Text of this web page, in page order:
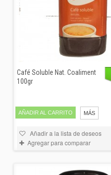
Café Soluble Nat. Coaliment
100gr
AÑADIR AL CARRITO MÁS
Añadir a la lista de deseos
Agregar para comparar